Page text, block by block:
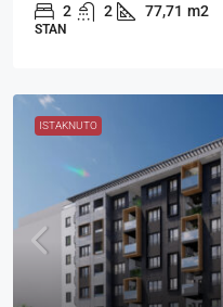
2 2 77,71 m2
STAN
ISTAKNUTO